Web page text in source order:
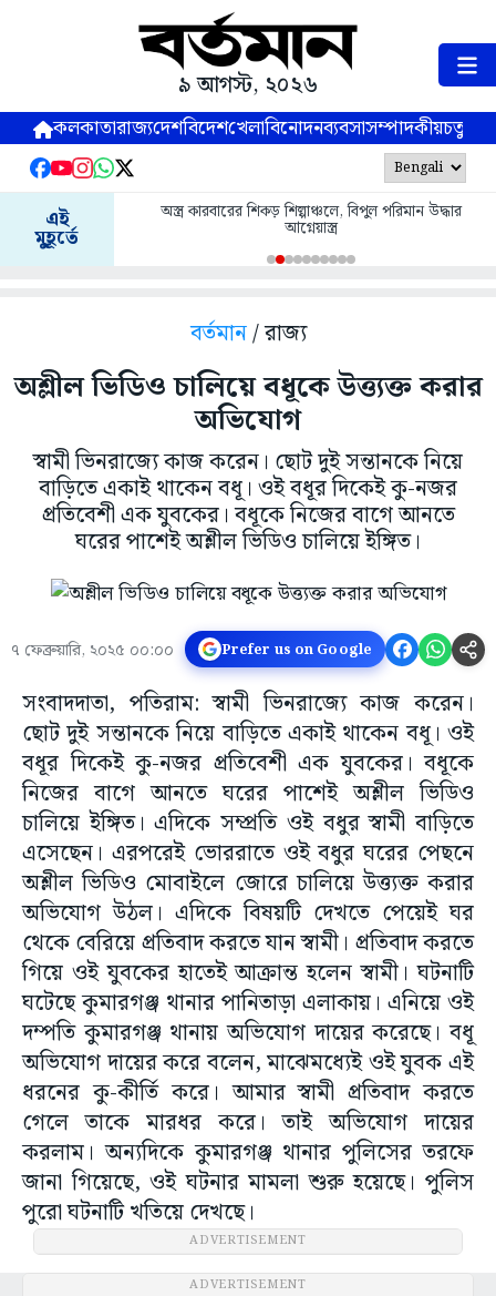
৯ আগস্ট, ২০২৬
কলকাতারাজ্যদেশবিদেশখেলাবিনোদনব্যবসাসম্পাদকীয়
এই
মুহূর্তে
অস্ত্র কারবারের শিকড় শিল্পাঞ্চলে, বিপুল পরিমান উদ্ধার
আগ্নেয়াস্ত্র
বর্তমান/ রাজ্য
অশ্লীল ভিডিও চালিয়ে বধূকে উত্ত্যক্ত করার
অভিযোগ
স্বামী ভিনরাজ্যে কাজ করেন। ছোট দুই সন্তানকে নিয়ে
বাড়িতে একাই থাকেন বধূ। ওই বধূর দিকেই কু-নজর
প্রতিবেশী এক যুবকের। বধূকে নিজের বাগে আনতে
ঘরের পাশেই অশ্লীল ভিডিও চালিয়ে ইঙ্গিত।
৭ ফেব্রুয়ারি, ২০২৫ ০০:০০ Prefer us on Google
সংবাদদাতা, পতিরাম: স্বামী ভিনরাজ্যে কাজ করেন।
ছোট দুই সন্তানকে নিয়ে বাড়িতে একাই থাকেন বধূ। ওই
বধূর দিকেই কু-নজর প্রতিবেশী এক যুবকের। বধূকে
নিজের বাগে আনতে ঘরের পাশেই অশ্লীল ভিডিও
চালিয়ে ইঙ্গিত। এদিকে সম্প্রতি ওই বধুর স্বামী বাড়িতে
এসেছেন। এরপরেই ভোররাতে ওই বধুর ঘরের পেছনে
অশ্লীল ভিডিও মোবাইলে জোরে চালিয়ে উত্ত্যক্ত করার
অভিযোগ উঠল। এদিকে বিষয়টি দেখতে পেয়েই ঘর
থেকে বেরিয়ে প্রতিবাদ করতে যান স্বামী। প্রতিবাদ করতে
গিয়ে ওই যুবকের হাতেই আক্রান্ত হলেন স্বামী। ঘটনাটি
ঘটেছে কুমারগঞ্জ থানার পানিতাড়া এলাকায়। এনিয়ে ওই
দম্পতি কুমারগঞ্জ থানায় অভিযোগ দায়ের করেছে। বধূ
অভিযোগ দায়ের করে বলেন, মাঝেমধ্যেই ওই যুবক এই
ধরনের কু-কীর্তি করে। আমার স্বামী প্রতিবাদ করতে
গেলে তাকে মারধর করে। তাই অভিযোগ দায়ের
করলাম। অন্যদিকে কুমারগঞ্জ থানার পুলিসের তরফে
জানা গিয়েছে, ওই ঘটনার মামলা শুরু হয়েছে। পুলিস
পুরো ঘটনাটি খতিয়ে দেখছে।
ADVERTISEMENT
ADVERTISEMENT